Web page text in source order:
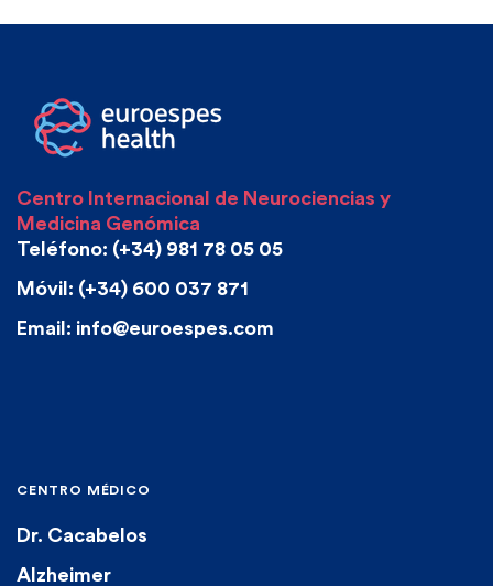
Centro Internacional de Neurociencias y
Medicina Genómica
Teléfono: (+34) 981 78 05 05
Móvil: (+34) 600 037 871
Email: info@euroespes.com
CENTRO MÉDICO
Dr. Cacabelos
Alzheimer